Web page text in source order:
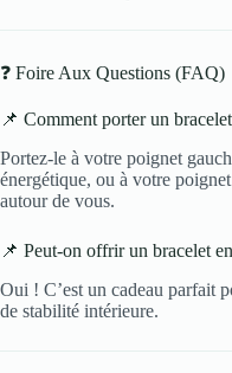
❓ Foire Aux Questions (FAQ)
📌 Comment porter un
Portez-le à votre poignet
énergétique, ou à votre
autour de vous.
📌 Peut-on offrir un bracelet
Oui ! C’est un cadeau parfait
de stabilité intérieure.